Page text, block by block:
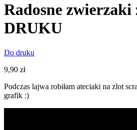
Radosne zwierzaki
DRUKU
Do druku
9,90 zł
Podczas lajwa robiłam ateciaki na zlot
grafik :)